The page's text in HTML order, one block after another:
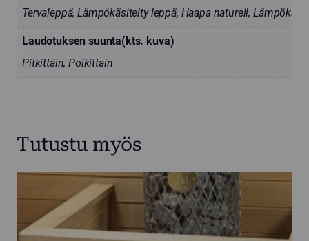
Tervaleppä, Lämpökäsitelty leppä, Haapa naturell,
Laudotuksen suunta(kts. kuva)
Pitkittäin, Poikittain
Tutustu myös